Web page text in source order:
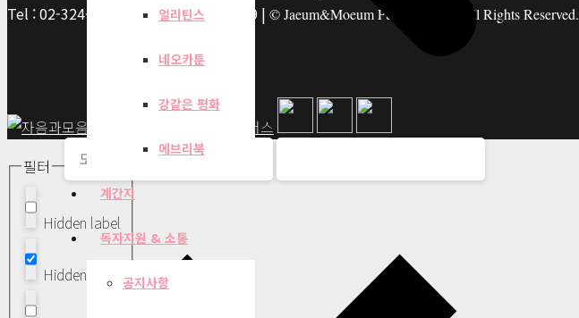
얼리틴스
네오카툰
강같은 평화
에브리북
계간지
독자지원 & 소통
공지사항
Tel : 02-324-2347 | Fax : 02-6959-8459 | © Jaeum&Moeum Publishing co. All Rights Reserved.
필터
Hidden label
Hidden label